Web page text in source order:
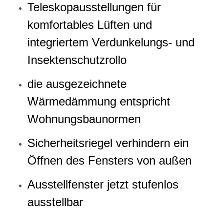
Teleskopausstellungen für
komfortables Lüften und
integriertem Verdunkelungs- und
Insektenschutzrollo
die ausgezeichnete
Wärmedämmung entspricht
Wohnungsbaunormen
Sicherheitsriegel verhindern ein
Öffnen des Fensters von außen
Ausstellfenster jetzt stufenlos
ausstellbar